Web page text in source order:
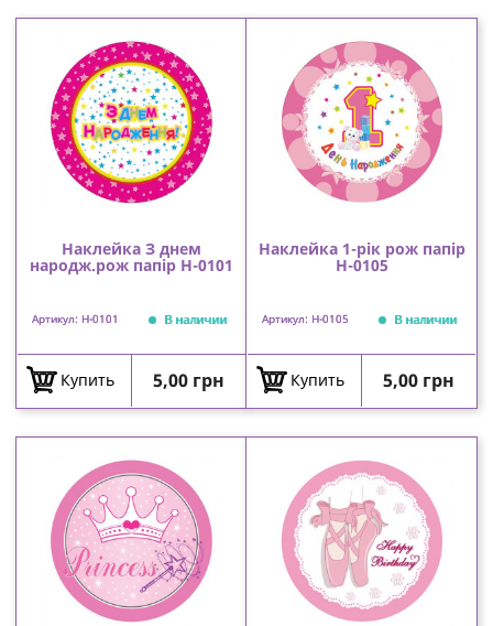
Наклейка З днем
народж.рож папір Н-0101
Артикул: Н-0101 В наличии
Купить Цена
5,00 грн
Наклейка 1-рік рож папір
Н-0105
Артикул: Н-0105 В наличии
Купить Цена
5,00 грн